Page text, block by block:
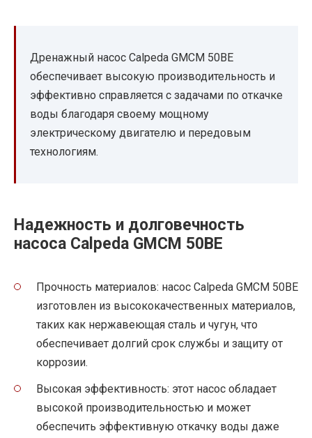
Дренажный насос Calpeda GMCM 50BE
обеспечивает высокую производительность и
эффективно справляется с задачами по откачке
воды благодаря своему мощному
электрическому двигателю и передовым
технологиям.
Надежность и долговечность
насоса Calpeda GMCM 50BE
Прочность материалов: насос Calpeda GMCM 50BE
изготовлен из высококачественных материалов,
таких как нержавеющая сталь и чугун, что
обеспечивает долгий срок службы и защиту от
коррозии.
Высокая эффективность: этот насос обладает
высокой производительностью и может
обеспечить эффективную откачку воды даже